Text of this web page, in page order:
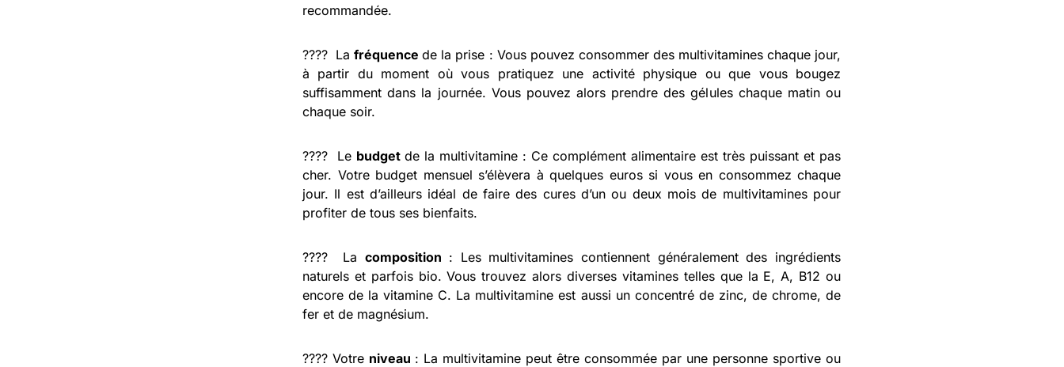
recommandée.
???? Lafréquencede la prise : Vous pouvez consommer des multivitamines chaque jour,
à partir du moment où vous pratiquez une activité physique ou que vous bougez
suffisamment dans la journée. Vous pouvez alors prendre des gélules chaque matin ou
chaque soir.
???? Le budget de la multivitamine : Ce complément alimentaire est très puissant et pas
cher. Votre budget mensuel s’élèvera à quelques euros si vous en consommez chaque
jour. Il est d’ailleurs idéal de faire des cures d’un ou deux mois de multivitamines pour
profiter de tous ses bienfaits.
????️ Lacomposition : Les multivitamines contiennent généralement des ingrédients
naturels et parfois bio. Vous trouvez alors diverses vitamines telles que la E, A, B12 ou
encore de la vitamine C. La multivitamine est aussi un concentré de zinc, de chrome, de
fer et de magnésium.
????️ Votre niveau : La multivitamine peut être consommée par une personne sportive ou